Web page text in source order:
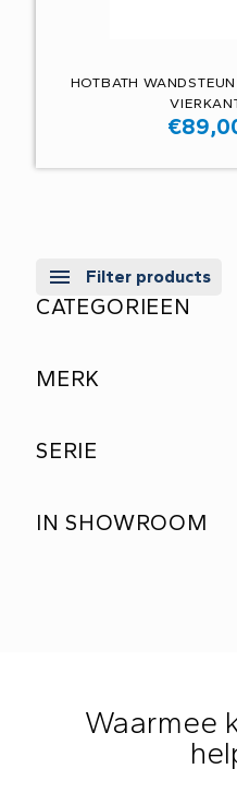
HOTBATH
€
Filter products
CATEGORIEEN
MERK
SERIE
IN SHOWROOM
Waarmee